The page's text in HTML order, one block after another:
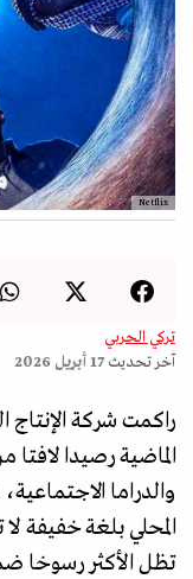
Netflix
تركي الحربي
آخر تحديث17 أبريل 2026
الماضية رصيدا لافتا
والدراما
المحلي بلغة خفيفة
تظل الأكثر رسوخا